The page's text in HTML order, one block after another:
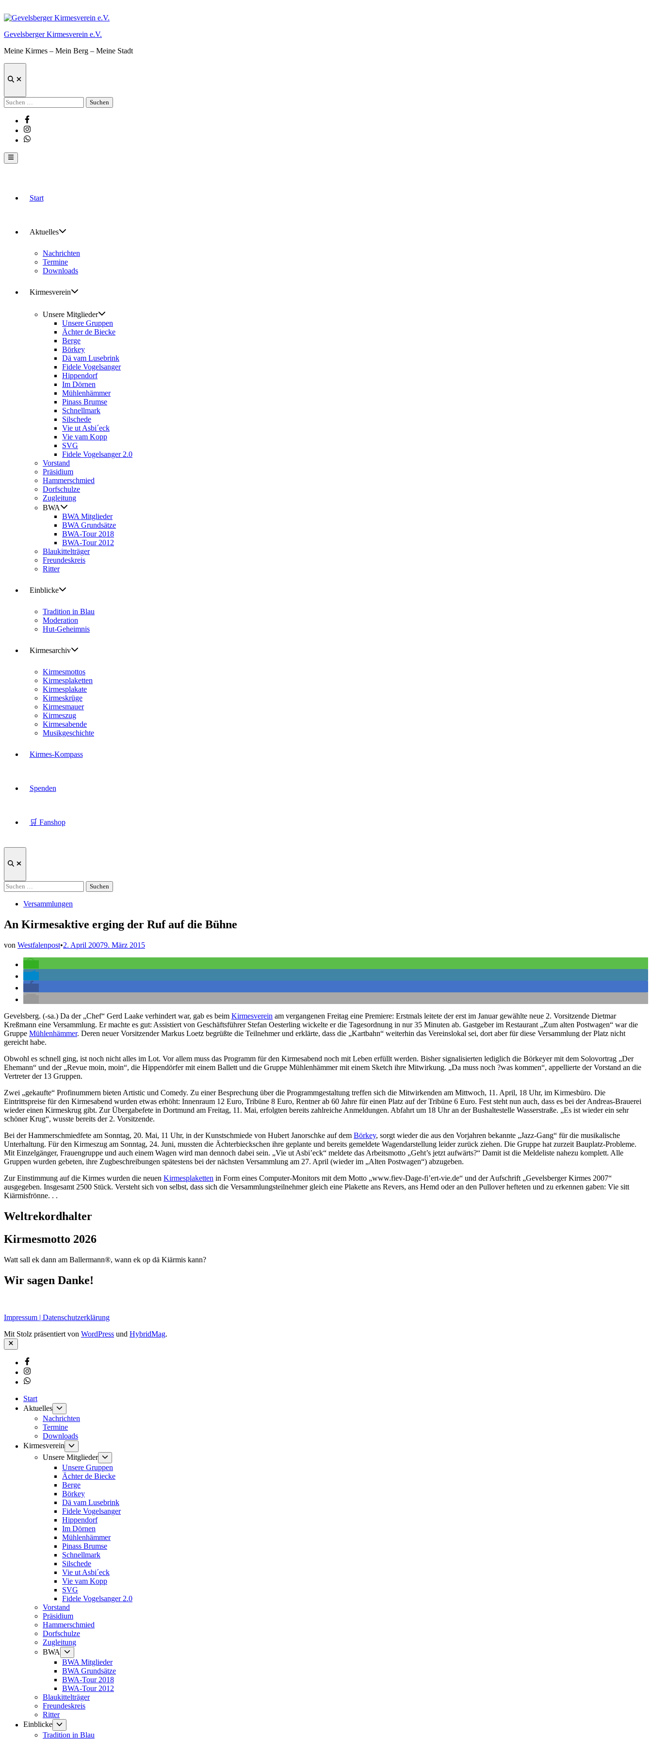
Inhalt
Gevelsberger Kirmesverein e.V.
Meine Kirmes – Mein Berg – Meine Stadt
Suche
Suchen
nach:
Facebook
Instagram
Whatsapp
Hauptmenü
Start
Aktuelles
Nachrichten
Termine
Downloads
Kirmesverein
Unsere Mitglieder
Unsere Gruppen
Ächter de Biecke
Berge
Börkey
Dä vam Lusebrink
Fidele Vogelsanger
Hippendorf
Im Dörnen
Mühlenhämmer
Pinass Brumse
Schnellmark
Silschede
Vie ut Asbi´eck
Vie vam Kopp
SVG
Fidele Vogelsanger 2.0
Vorstand
Präsidium
Hammerschmied
Dorfschulze
Zugleitung
BWA
BWA Mitglieder
BWA Grundsätze
BWA-Tour 2018
BWA-Tour 2012
Blaukittelträger
Freundeskreis
Ritter
Einblicke
Tradition in Blau
Moderation
Hut-Geheimnis
Kirmesarchiv
Kirmesmottos
Kirmesplaketten
Kirmesplakate
Kirmeskrüge
Kirmesmauer
Kirmeszug
Kirmesabende
Musikgeschichte
Kirmes-Kompass
Spenden
🛒 Fanshop
Suche
Suchen
nach:
Veröffentlicht
Versammlungen
An Kirmesaktive erging der Ruf auf die Bühne
von Westfalenpost•2. April 20079. März 2015
Gevelsberg. (-sa.) Da der „Chef“ Gerd Laake verhindert war, gab es beim Kirmesverein am vergangenen Freitag eine Premiere: Erstmals leitete der erst im Januar gewählte neue 2. Vorsitzende Dietmar
Kreßmann eine Versammlung. Er machte es gut: Assistiert von Geschäftsführer Stefan Oesterling wickelte er die Tagesordnung in nur 35 Minuten ab. Gastgeber im Restaurant „Zum alten Postwagen“ war die
Gruppe Mühlenhämmer. Deren neuer Vorsitzender Markus Loetz begrüßte die Teilnehmer und erklärte, dass die „Kartbahn“ weiterhin das Vereinslokal sei, dort aber für diese Versammlung der Platz nicht
gereicht habe.
Obwohl es schnell ging, ist noch nicht alles im Lot. Vor allem muss das Programm für den Kirmesabend noch mit Leben erfüllt werden. Bisher signalisierten lediglich die Börkeyer mit dem Solovortrag „Der
Ehemann“ und der „Revue moin, moin“, die Hippendörfer mit einem Ballett und die Gruppe Mühlenhämmer mit einem Sketch ihre Mitwirkung. „Da muss noch ?was kommen“, appellierte der Vorstand an die
Vertreter der 13 Gruppen.
Zwei „gekaufte“ Profinummern bieten Artistic und Comedy. Zu einer Besprechung über die Programmgestaltung treffen sich die Mitwirkenden am Mittwoch, 11. April, 18 Uhr, im Kirmesbüro. Die
Eintrittspreise für den Kirmesabend wurden etwas erhöht: Innenraum 12 Euro, Tribüne 8 Euro, Rentner ab 60 Jahre für einen Platz auf der Tribüne 6 Euro. Fest steht nun auch, dass es bei der Andreas-Brauerei
wieder einen Kirmeskrug gibt. Zur Übergabefete in Dortmund am Freitag, 11. Mai, erfolgten bereits zahlreiche Anmeldungen. Abfahrt um 18 Uhr an der Bushaltestelle Wasserstraße. „Es ist wieder ein sehr
schöner Krug“, wusste bereits der 2. Vorsitzende.
Bei der Hammerschmiedfete am Sonntag, 20. Mai, 11 Uhr, in der Kunstschmiede von Hubert Janorschke auf dem Börkey, sorgt wieder die aus den Vorjahren bekannte „Jazz-Gang“ für die musikalische
Unterhaltung. Für den Kirmeszug am Sonntag, 24. Juni, mussten die Ächterbieckschen ihre geplante und bereits gemeldete Wagendarstellung leider zurück ziehen. Die Gruppe hat zurzeit Bauplatz-Probleme.
Mit Einzelgänger, Frauengruppe und auch einem Wagen wird man dennoch dabei sein. „Vie ut Asbi’eck“ meldete das Arbeitsmotto „Geht’s jetzt aufwärts?“ Damit ist die Meldeliste nahezu komplett. Alle
Gruppen wurden gebeten, ihre Zugbeschreibungen spätestens bei der nächsten Versammlung am 27. April (wieder im „Alten Postwagen“) abzugeben.
Zur Einstimmung auf die Kirmes wurden die neuen Kirmesplaketten in Form eines Computer-Monitors mit dem Motto „www.fiev-Dage-fi’ert-vie.de“ und der Aufschrift „Gevelsberger Kirmes 2007“
ausgegeben. Insgesamt 2500 Stück. Versteht sich von selbst, dass sich die Versammlungsteilnehmer gleich eine Plakette ans Revers, ans Hemd oder an den Pullover hefteten und zu erkennen gaben: Vie sitt
Kiärmisfrönne. . .
Weltrekordhalter
Kirmesmotto 2026
Watt sall ek dann am Ballermann®, wann ek op dä Kiärmis kann?
Wir sagen Danke!
Impressum | Datenschutzerklärung
Mit Stolz präsentiert von WordPress und HybridMag.
Schließen
Facebook
Instagram
Whatsapp
Start
Aktuelles
anzeigen
Nachrichten
Termine
Downloads
Kirmesverein
Untermenü
anzeigen
Unsere Mitglieder
anzeigen
Unsere Gruppen
Ächter de Biecke
Berge
Börkey
Dä vam Lusebrink
Fidele Vogelsanger
Hippendorf
Im Dörnen
Mühlenhämmer
Pinass Brumse
Schnellmark
Silschede
Vie ut Asbi´eck
Vie vam Kopp
SVG
Fidele Vogelsanger 2.0
Vorstand
Präsidium
Hammerschmied
Dorfschulze
Zugleitung
BWA
anzeigen
BWA Mitglieder
BWA Grundsätze
BWA-Tour 2018
BWA-Tour 2012
Blaukittelträger
Freundeskreis
Ritter
Einblicke
Untermenü
anzeigen
Tradition in Blau